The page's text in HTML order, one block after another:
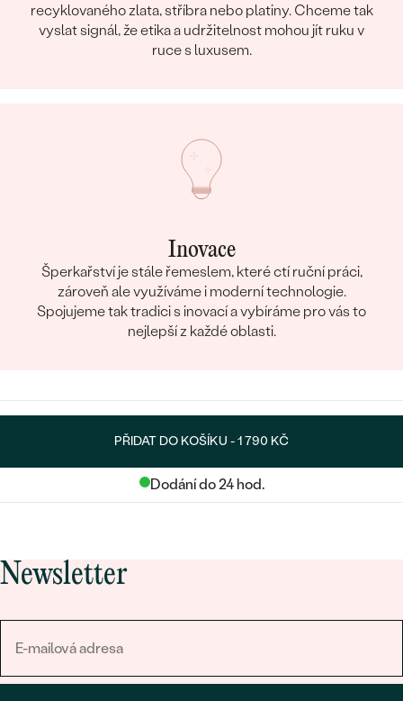
recyklovaného zlata, stříbra nebo platiny. Chceme tak
vyslat signál, že etika a udržitelnost mohou jít ruku v
ruce s luxusem.
Inovace
Šperkařství je stále řemeslem, které ctí ruční práci,
zároveň ale využíváme i moderní technologie.
Spojujeme tak tradici s inovací a vybíráme pro vás to
nejlepší z každé oblasti.
PŘIDAT DO KOŠÍKU -1 790 KČ
Dodání do 24 hod.
Newsletter